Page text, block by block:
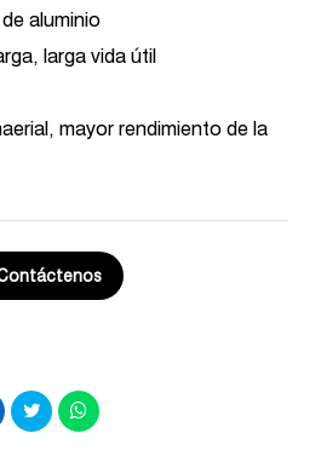
aluminio
larga vida útil
mayor rendimiento de la